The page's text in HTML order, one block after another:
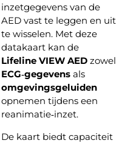
inzetgegevens van de
AED vast te leggen en uit
te wisselen. Met deze
datakaart kan de
Lifeline VIEW AED zowel
ECG‑gegevens als
omgevingsgeluiden
opnemen tijdens een
reanimatie‑inzet.
De kaart biedt capaciteit